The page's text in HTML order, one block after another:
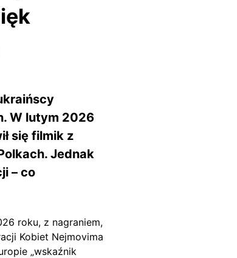
W lutym 2026
się filmik z
Jednak
– co
roku, z nagraniem,
Kobiet Nejmovima
„wskaźnik